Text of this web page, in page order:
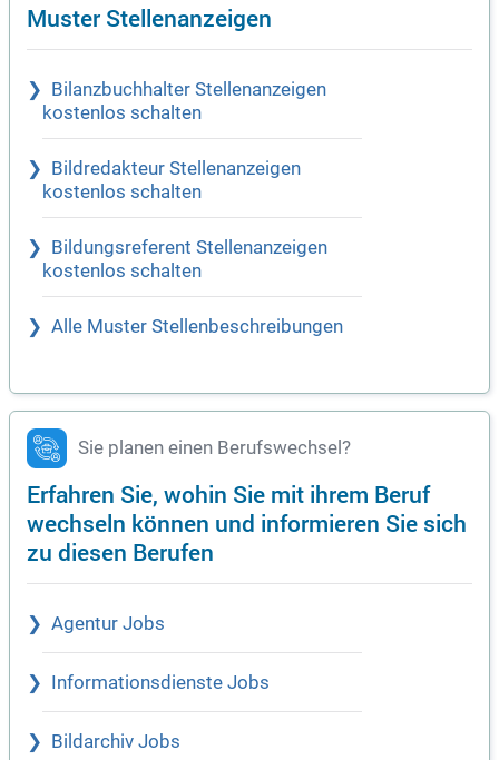
Muster Stellenanzeigen
Bilanzbuchhalter Stellenanzeigen
kostenlos schalten
Bildredakteur Stellenanzeigen
kostenlos schalten
Bildungsreferent Stellenanzeigen
kostenlos schalten
Alle Muster Stellenbeschreibungen
Sie planen einen Berufswechsel?
Erfahren Sie, wohin Sie mit ihrem Beruf
wechseln können und informieren Sie sich
zu diesen Berufen
Agentur Jobs
Informationsdienste Jobs
Bildarchiv Jobs